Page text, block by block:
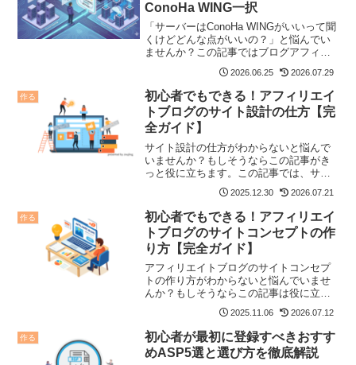
ConoHa WING一択
「サーバーはConoHa WINGがいいって聞
くけどどんな点がいいの？」と悩んでい
ませんか？この記事ではブログアフィリ
エイト初心者にはConoHa WING一択な理
由を詳しく解説しています。もしサーバ
ー選びに悩んでいるなら必見の記事で
す。
2026.06.25 2026.07.29
作る
初心者でもできる！アフィリエイ
トブログのサイト設計の仕方【完
全ガイド】
サイト設計の仕方がわからないと悩んで
いませんか？もしそうならこの記事がき
っと役に立ちます。この記事では、サイ
ト設計の仕方についてわかりやすく解説
しています。もしサイト設計の仕方がわ
からないなら是非みて下さいね。
2025.12.30 2026.07.21
作る
初心者でもできる！アフィリエイ
トブログのサイトコンセプトの作
り方【完全ガイド】
アフィリエイトブログのサイトコンセプ
トの作り方がわからないと悩んでいませ
んか？もしそうならこの記事は役に立ち
ます。この記事ではブログのコンセプト
の作り方を初心者でもわかりやすいよう
に1から解説しています。ブログコンセプ
トにお困りなら必見です。
2025.11.06 2026.07.12
作る
初心者が最初に登録すべきおすす
めASP5選と選び方を徹底解説